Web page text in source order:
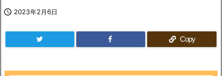
 2023年2月6日
Copy